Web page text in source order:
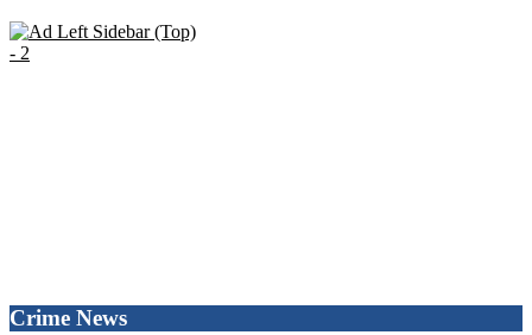
Crime News